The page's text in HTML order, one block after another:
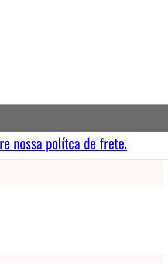
nossa polítca de frete.